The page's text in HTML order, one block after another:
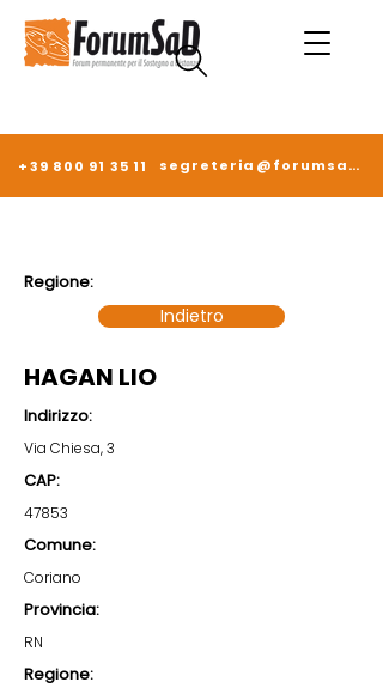
+39 800 91 35 11 segreteria@forumsad.it
Regione:
Indietro
HAGAN LIO
Indirizzo:
Via Chiesa, 3
CAP:
47853
Comune:
Coriano
Provincia:
RN
Regione: